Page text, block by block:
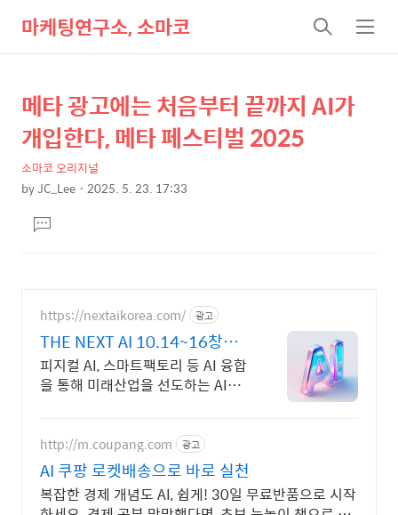
마케팅연구소, 소마코
검
색
메
뉴
상
세
컨
텐
본
문
제
목
메타 광고에는 처음부터 끝까지 AI가
개입한다, 메타 페스티벌 2025
소마코 오리지널
byJC_Lee 2025. 5. 23. 17:33
문댓
글
https://nextaikorea.com/ 광고
THE NEXT AI 10.14~16창원
컨벤션센터
피지컬 AI, 스마트팩토리 등 AI 융합
을 통해 미래산업을 선도하는 AI전
http://m.coupang.com 광고
AI 쿠팡 로켓배송으로 바로 실천
복잡한 경제 개념도 AI, 쉽게! 30일 무료반품으로 시작